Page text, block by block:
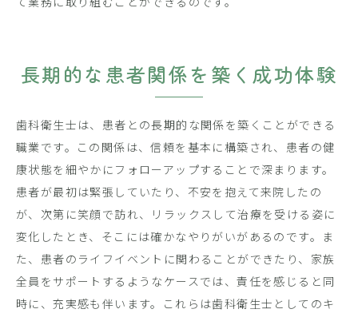
長期的な患者関係を築く成功体験
歯科衛生士は、患者との長期的な関係を築くことができる
職業です。この関係は、信頼を基本に構築され、患者の健
康状態を細やかにフォローアップすることで深まります。
患者が最初は緊張していたり、不安を抱えて来院したの
が、次第に笑顔で訪れ、リラックスして治療を受ける姿に
変化したとき、そこには確かなやりがいがあるのです。ま
た、患者のライフイベントに関わることができたり、家族
全員をサポートするようなケースでは、責任を感じると同
時に、充実感も伴います。これらは歯科衛生士としてのキ